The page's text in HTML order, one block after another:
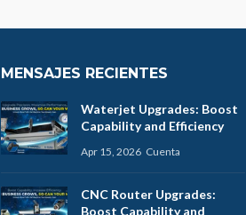
MENSAJES RECIENTES
Waterjet Upgrades: Boost
Capability and Efficiency
Apr 15, 2026 Cuenta
CNC Router Upgrades:
Boost Capability and